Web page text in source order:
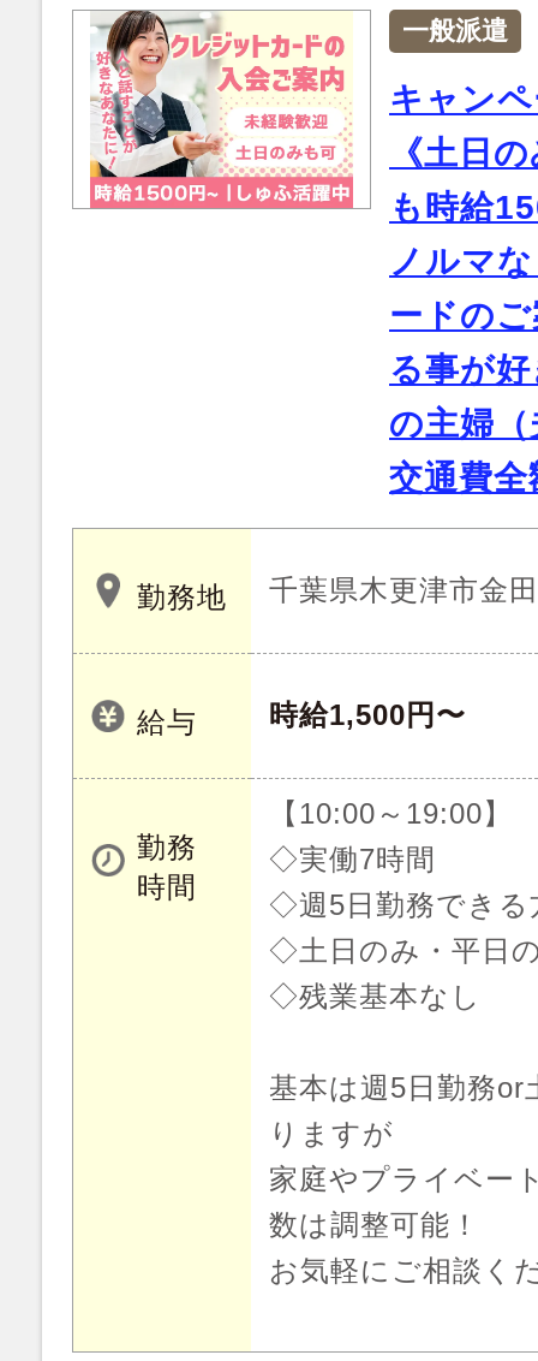
一般派遣
キャン
《土日
も時給
ノルマ
ードの
る事が
の主婦
交通費
勤務地 千葉県木更津市金田
給与 時給1,500円〜
勤務
時間
【10:00～19:00】
◇実働7時間
◇週5日勤務できる
◇土日のみ・平日
◇残業基本なし
基本は週5日勤務
りますが
家庭やプライベー
数は調整可能！
お気軽にご相談く